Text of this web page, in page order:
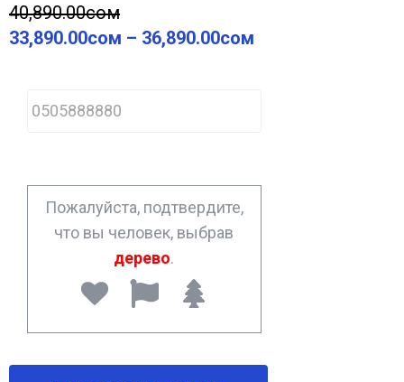
40,890.00сом
33,890.00сом – 36,890.00сом
h
o
*
Пожалуйста, подтвердите,
что вы человек, выбрав
дерево.